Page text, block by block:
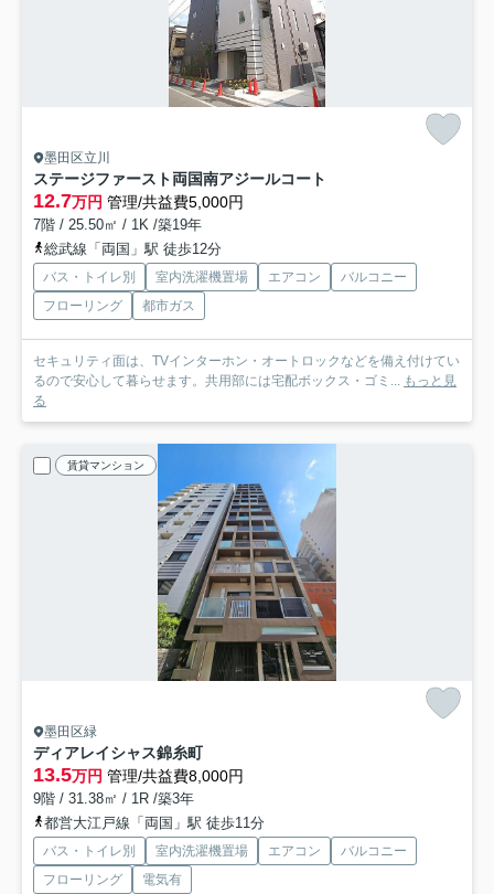
墨田区立川
ステージファースト両国南アジールコート
12.7万円 管理/共益費5,000円
7階 / 25.50㎡ / 1K /築19年
総武線「両国」駅 徒歩12分
バス・トイレ別 室内洗濯機置場 エアコン
バルコニー
フローリング
都市ガス
セキュリティ面は、TVインターホン・オートロックなどを備え付けてい
るので安心して暮らせます。共用部には宅配ボックス・ゴミ... もっと見
る
賃貸マンション
墨田区緑
ディアレイシャス錦糸町
13.5万円 管理/共益費8,000円
9階 / 31.38㎡ / 1R /築3年
都営大江戸線「両国」駅 徒歩11分
バス・トイレ別 室内洗濯機置場 エアコン
バルコニー
フローリング
電気有